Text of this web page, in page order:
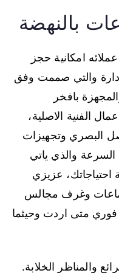
بالنهضة
امكانية حجز
والتي صممت وفق
بافخر
الفنية الاصلية،
البصري وتجهيزات
السرعة والذي ياتي
احتياجاتك، عزيزي
وغرف مجالس
فوري متى اردت وحيثما
والمناظر الخلابة.